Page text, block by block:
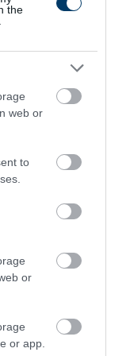
the
web or
to
or
or app.
watch?
a
olyan íróé, aki